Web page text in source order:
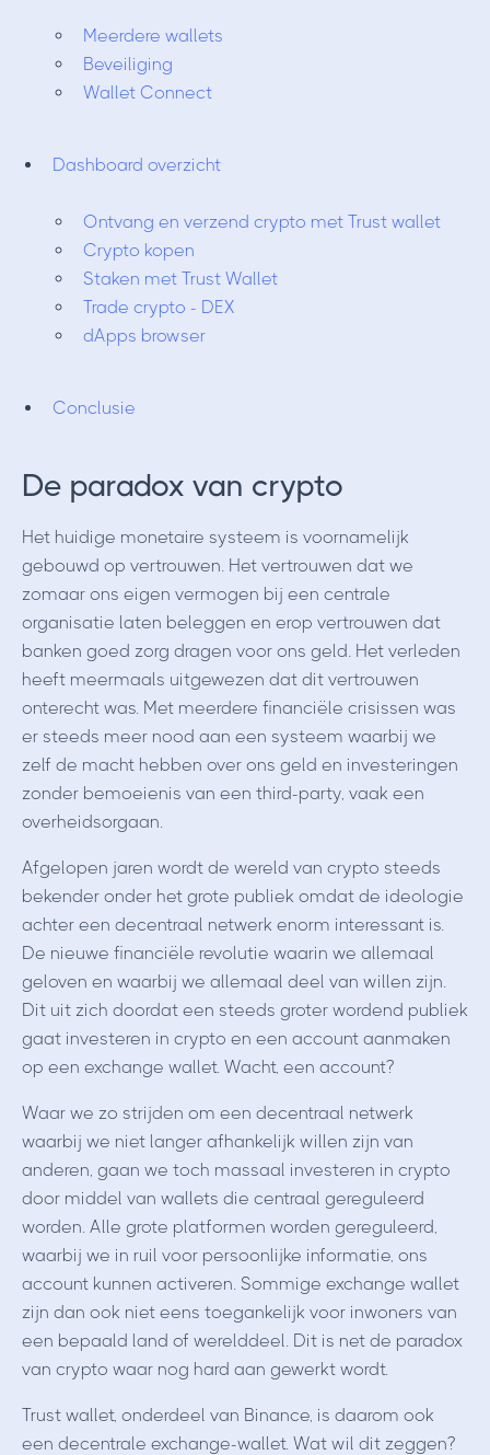
Meerdere wallets
Beveiliging
Wallet Connect
Dashboard overzicht
Ontvang en verzend crypto met Trust wallet
Crypto kopen
Staken met Trust Wallet
Trade crypto - DEX
dApps browser
Conclusie
De paradox van crypto
Het huidige monetaire systeem is voornamelijk
gebouwd op vertrouwen. Het vertrouwen dat we
zomaar ons eigen vermogen bij een centrale
organisatie laten beleggen en erop vertrouwen dat
banken goed zorg dragen voor ons geld. Het verleden
heeft meermaals uitgewezen dat dit vertrouwen
onterecht was. Met meerdere financiële crisissen was
er steeds meer nood aan een systeem waarbij we
zelf de macht hebben over ons geld en investeringen
zonder bemoeienis van een third-party, vaak een
overheidsorgaan.
Afgelopen jaren wordt de wereld van crypto steeds
bekender onder het grote publiek omdat de ideologie
achter een decentraal netwerk enorm interessant is.
De nieuwe financiële revolutie waarin we allemaal
geloven en waarbij we allemaal deel van willen zijn.
Dit uit zich doordat een steeds groter wordend publiek
gaat investeren in crypto en een account aanmaken
op een exchange wallet. Wacht, een account?
Waar we zo strijden om een decentraal netwerk
waarbij we niet langer afhankelijk willen zijn van
anderen, gaan we toch massaal investeren in crypto
door middel van wallets die centraal gereguleerd
worden. Alle grote platformen worden gereguleerd,
waarbij we in ruil voor persoonlijke informatie, ons
account kunnen activeren. Sommige exchange wallet
zijn dan ook niet eens toegankelijk voor inwoners van
een bepaald land of werelddeel. Dit is net de paradox
van crypto waar nog hard aan gewerkt wordt.
Trust wallet, onderdeel van Binance, is daarom ook
een decentrale exchange-wallet. Wat wil dit zeggen?